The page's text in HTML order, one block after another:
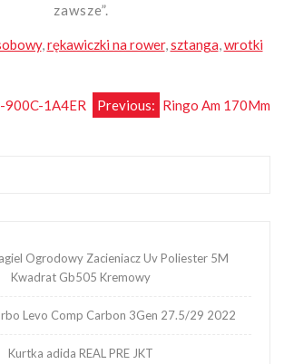
zawsze”.
,rękawiczki na rower,sztanga,wrotki
Previous: Ringo Am 170Mm
900C-1A4ER
Ogrodowy Zacieniacz Uv Poliester 5M
Kwadrat Gb505 Kremowy
Levo Comp Carbon 3Gen 27.5/29 2022
Kurtka adida REAL PRE JKT